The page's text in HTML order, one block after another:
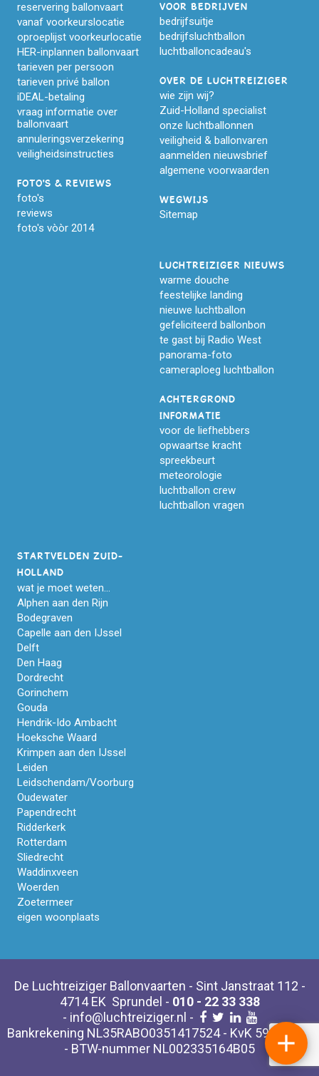

reservering ballonvaart
vanaf voorkeurslocatie
oproeplijst voorkeurlocatie
HER-inplannen ballonvaart
tarieven per persoon
tarieven privé ballon
iDEAL-betaling
vraag informatie over
ballonvaart
annuleringsverzekering
veiligheidsinstructies
FOTO'S & REVIEWS
foto's
reviews
foto's vòòr 2014
VOOR BEDRIJVEN
bedrijfsuitje
bedrijfsluchtballon
luchtballoncadeau's
OVER DE LUCHTREIZIGER
wie zijn wij?
Zuid-Holland specialist
onze luchtballonnen
veiligheid & ballonvaren
aanmelden nieuwsbrief
algemene voorwaarden
WEGWIJS
Sitemap
LUCHTREIZIGER NIEUWS
warme douche
feestelijke landing
nieuwe luchtballon
gefeliciteerd ballonbon
te gast bij Radio West
panorama-foto
cameraploeg luchtballon
ACHTERGROND
INFORMATIE
voor de liefhebbers
opwaartse kracht
spreekbeurt
meteorologie
luchtballon crew
luchtballon vragen
STARTVELDEN ZUID-
HOLLAND
wat je moet weten...
Alphen aan den Rijn
Bodegraven
Capelle aan den IJssel
Delft
Den Haag
Dordrecht
Gorinchem
Gouda
Hendrik-Ido Ambacht
Hoeksche Waard
Krimpen aan den IJssel
Leiden
Leidschendam/Voorburg
Oudewater
Papendrecht
Ridderkerk
Rotterdam
Sliedrecht
Waddinxveen
Woerden
Zoetermeer
eigen woonplaats
De Luchtreiziger Ballonvaarten - Sint Janstraat 112 -
4714 EK Sprundel - 010 - 22 33 338
- info@luchtreiziger.nl -
Bankrekening NL35RABO0351417524 - KvK 59475803
- BTW-nummer NL002335164B05